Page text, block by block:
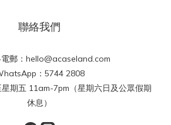
聯絡我們
郵：hello@acaseland.com
：5744 2808
期五 11am-7pm（星期六日及公眾假期
休息）